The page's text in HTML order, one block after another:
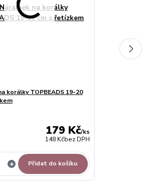
korálky TOPBEADS 19-20
179 Kč/ks
148 Kčbez DPH
Přidat do košíku